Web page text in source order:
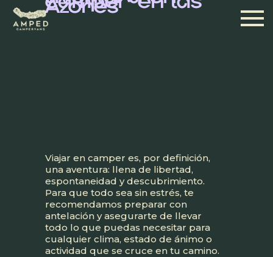
aventura en
camper en las
Azores
Viajar en camper es, por definición,
una aventura: llena de libertad,
espontaneidad y descubrimiento.
Para que todo sea sin estrés, te
recomendamos preparar con
antelación y asegurarte de llevar
todo lo que puedas necesitar para
cualquier clima, estado de ánimo o
actividad que se cruce en tu camino.